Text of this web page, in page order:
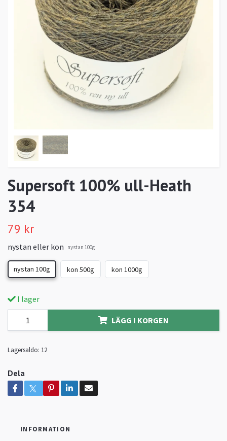
Supersoft 100% ull-Heath
354
79 kr
nystan eller kon nystan 100g
nystan 100g kon 500g kon 1000g
I lager
LÄGG I KORGEN
Lagersaldo: 12
Dela
INFORMATION